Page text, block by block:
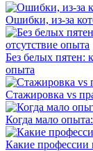
Ошибки, из-за
Без белых пятен:
опыта
Стажировка vs
Когда мало
Какие профессии